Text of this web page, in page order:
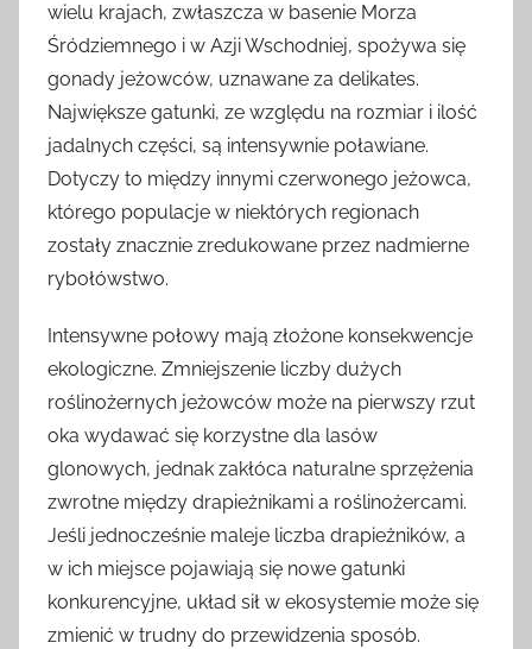
wielu krajach, zwłaszcza w basenie Morza
Śródziemnego i w Azji Wschodniej, spożywa się
gonady jeżowców, uznawane za delikates.
Największe gatunki, ze względu na rozmiar i ilość
jadalnych części, są intensywnie poławiane.
Dotyczy to między innymi czerwonego jeżowca,
którego populacje w niektórych regionach
zostały znacznie zredukowane przez nadmierne
rybołówstwo.
Intensywne połowy mają złożone konsekwencje
ekologiczne. Zmniejszenie liczby dużych
roślinożernych jeżowców może na pierwszy rzut
oka wydawać się korzystne dla lasów
glonowych, jednak zakłóca naturalne sprzężenia
zwrotne między drapieżnikami a roślinożercami.
Jeśli jednocześnie maleje liczba drapieżników, a
w ich miejsce pojawiają się nowe gatunki
konkurencyjne, układ sił w ekosystemie może się
zmienić w trudny do przewidzenia sposób.